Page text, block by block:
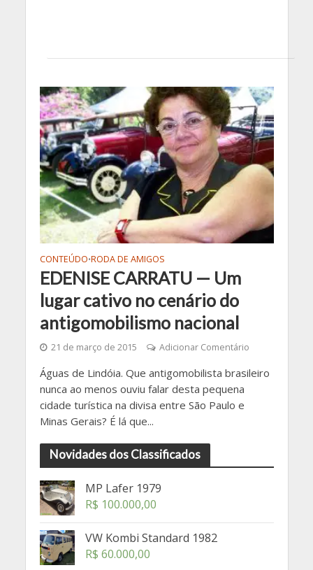
CONTEÚDO•RODA DE AMIGOS
EDENISE CARRATU — Um
lugar cativo no cenário do
antigomobilismo nacional
21 de março de 2015 Adicionar Comentário
Águas de Lindóia. Que antigomobilista brasileiro
nunca ao menos ouviu falar desta pequena
cidade turística na divisa entre São Paulo e
Minas Gerais? É lá que...
Novidades dos Classificados
MP Lafer 1979
R$ 100.000,00
VW Kombi Standard 1982
R$ 60.000,00